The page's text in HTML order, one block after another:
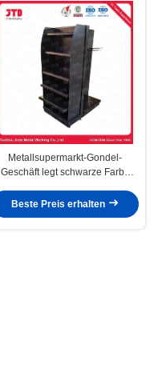
Metallsupermarkt-Gondel-
Geschäft legt schwarze Farbe
Beste Preis erhalten